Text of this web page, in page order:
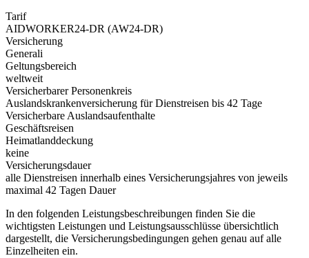
Tarif
AIDWORKER24-DR (AW24-DR)
Versicherung
Generali
Geltungsbereich
weltweit
Versicherbarer Personenkreis
Auslandskrankenversicherung für Dienstreisen bis 42 Tage
Versicherbare Auslandsaufenthalte
Geschäftsreisen
Heimatlanddeckung
keine
Versicherungsdauer
alle Dienstreisen innerhalb eines Versicherungsjahres von jeweils
maximal 42 Tagen Dauer
In den folgenden Leistungsbeschreibungen finden Sie die
wichtigsten Leistungen und Leistungsausschlüsse übersichtlich
dargestellt, die Versicherungsbedingungen gehen genau auf alle
Einzelheiten ein.